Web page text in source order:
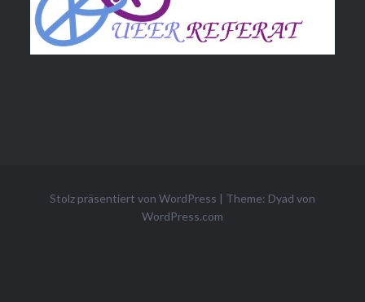
Stolz präsentiert von WordPress | Theme: Dyad von
WordPress.com